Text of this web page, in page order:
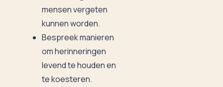
mensen vergeten
kunnen worden.
Bespreek manieren
om herinneringen
levend te houden en
te koesteren.